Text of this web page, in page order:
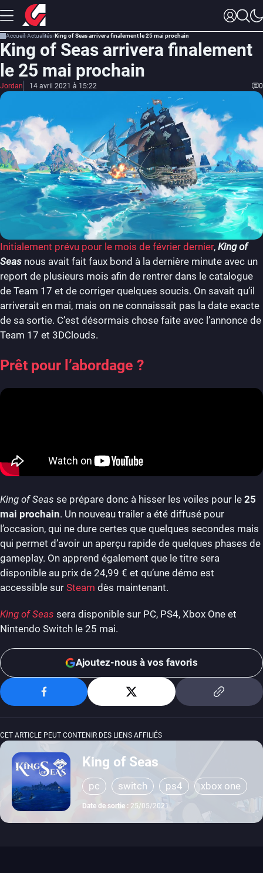
Accueil Actualités King of Seas arrivera finalement le 25 mai prochain
King of Seas arrivera finalement
le 25 mai prochain
Jordan 14 avril 2021 à 15:22 0
Initialement prévu pour le mois de février dernier, King of
Seas nous avait fait faux bond à la dernière minute avec un
report de plusieurs mois afin de rentrer dans le catalogue
de Team 17 et de corriger quelques soucis. On savait qu’il
arriverait en mai, mais on ne connaissait pas la date exacte
de sa sortie. C’est désormais chose faite avec l’annonce de
Team 17 et 3DClouds.
Prêt pour l’abordage ?
King of Seas se prépare donc à hisser les voiles pour le 25
mai prochain. Un nouveau trailer a été diffusé pour
l’occasion, qui ne dure certes que quelques secondes mais
qui permet d’avoir un aperçu rapide de quelques phases de
gameplay. On apprend également que le titre sera
disponible au prix de 24,99 € et qu’une démo est
accessible sur Steam dès maintenant.
King of Seas sera disponible sur PC, PS4, Xbox One et
Nintendo Switch le 25 mai.
Ajoutez-nous à vos favoris
CET ARTICLE PEUT CONTENIR DES LIENS AFFILIÉS
King of Seas
pc switch ps4 xbox one
Date de sortie : 25/05/2021